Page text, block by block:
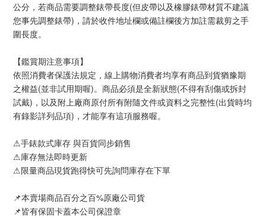
公分，若商品需要調整錶帶長度(但皮帶以及橡膠錶帶材質不建議
您事先調整錶帶)，請於收件地址欄或備註欄後方加註需裁剪之手
圍長度。
【鑑賞期注意事項】
依照消費者保護法規定，線上購物消費者均享有商品到貨猶豫期
之權益(並非試用期喔)。商品必須是全新狀態(不得有刮傷或拆封
試戴)，以及附上廠商原付所有附隨文件或資料之完整性(出貨時均
有錄影詳列品項)，才能享有這項服務喔。
⚠手錶款式庫存 與百貨同步銷售
⚠庫存無法即時更新
⚠限量商品現貨跑得快可先詢問庫存在下單
📌本賣場商品百分之百%原廠公司貨
📌皆有保固卡蓋本公司保證章